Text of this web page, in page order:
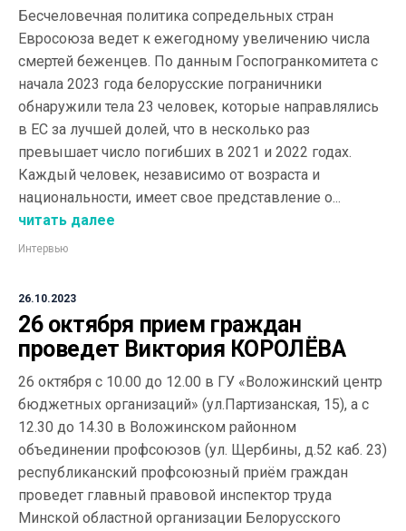
Бесчеловечная политика сопредельных стран
Евросоюза ведет к ежегодному увеличению числа
смертей беженцев. По данным Госпогранкомитета с
начала 2023 года белорусские пограничники
обнаружили тела 23 человек, которые направлялись
в ЕС за лучшей долей, что в несколько раз
превышает число погибших в 2021 и 2022 годах.
Каждый человек, независимо от возраста и
национальности, имеет свое представление о...
читать далее
Интервью
26.10.2023
26 октября прием граждан
проведет Виктория КОРОЛЁВА
26 октября с 10.00 до 12.00 в ГУ «Воложинский центр
бюджетных организаций» (ул.Партизанская, 15), а с
12.30 до 14.30 в Воложинском районном
объединении профсоюзов (ул. Щербины, д.52 каб. 23)
республиканский профсоюзный приём граждан
проведет главный правовой инспектор труда
Минской областной организации Белорусского